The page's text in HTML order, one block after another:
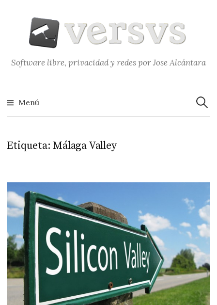
contenido
Software libre, privacidad y redes por Jose Alcántara
Menú
Etiqueta: Málaga Valley